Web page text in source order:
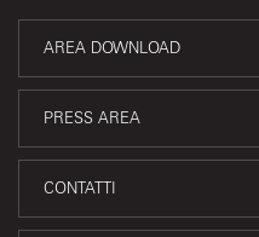
AREA DOWNLOAD
PRESS AREA
CONTATTI